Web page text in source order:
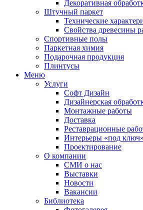
Декоративная
Штучный паркет
Технические
Свойства древесины
Спортивные полы
Паркетная химия
Подарочная продукция
Плинтусы
Меню
Услуги
Софт Дизайн
Дизайнерская
Монтажные работы
Доставка
Реставрационные
Интерьеры «под ключ»
Проектирование
О компании
СМИ о нас
Выставки
Новости
Вакансии
Библиотека